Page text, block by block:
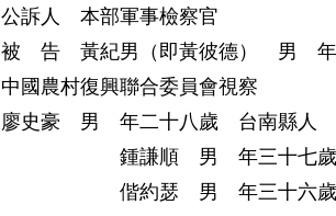
公訴人 本部軍事檢察官
被 告 黃紀男（即黃彼德） 男
中國農村復興聯合委員會視察
廖史豪 男 年二十八歲 台南縣人
鍾謙順 男 年三十七歲 新
偕約瑟 男 年三十六歲 基